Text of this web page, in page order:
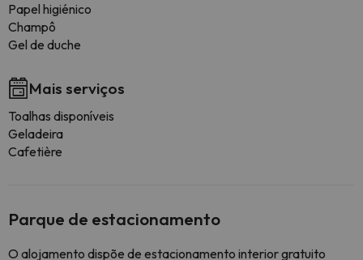
Papel higiénico
Champô
Gel de duche
Mais serviços
Toalhas disponíveis
Geladeira
Cafetière
Parque de estacionamento
O alojamento dispõe de estacionamento interior gratuito